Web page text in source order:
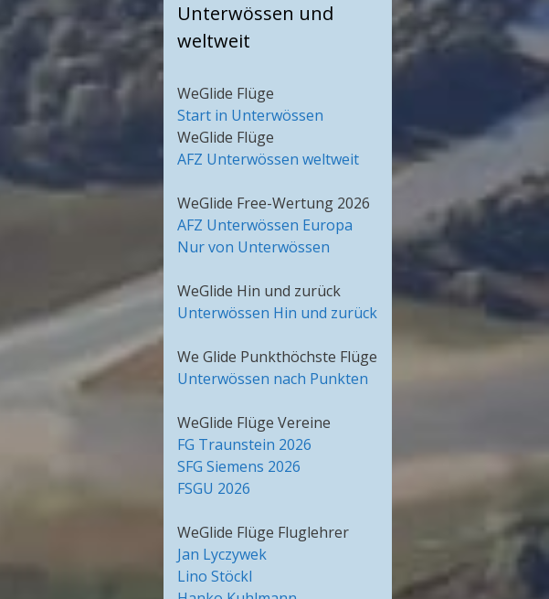
Unterwössen und
weltweit
WeGlide Flüge
Start in Unterwössen
WeGlide Flüge
AFZ Unterwössen weltweit
WeGlide Free-Wertung 2026
AFZ Unterwössen Europa
Nur von Unterwössen
WeGlide Hin und zurück
Unterwössen Hin und zurück
We Glide Punkthöchste Flüge
Unterwössen nach Punkten
WeGlide Flüge Vereine
FG Traunstein 2026
SFG Siemens 2026
FSGU 2026
WeGlide Flüge Fluglehrer
Jan Lyczywek
Lino Stöckl